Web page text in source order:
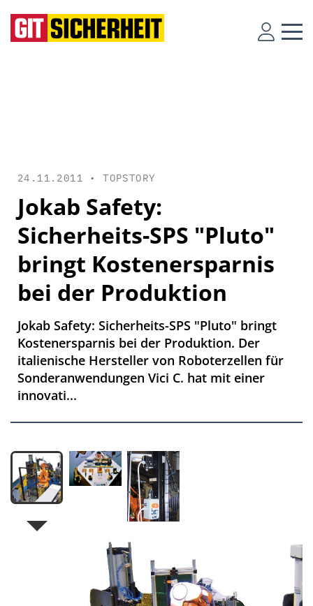
24.11.2011 •TOPSTORY
Jokab Safety:
Sicherheits-SPS "Pluto"
bringt Kostenersparnis
bei der Produktion
Jokab Safety: Sicherheits-SPS "Pluto" bringt
Kostenersparnis bei der Produktion. Der
italienische Hersteller von Roboterzellen für
Sonderanwendungen Vici C. hat mit einer
innovati...